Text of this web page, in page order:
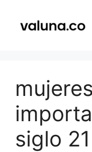
contenido
mujeres
siglo 21